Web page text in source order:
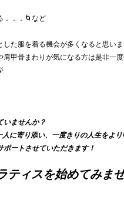
．．．🌀など
した服を着る機会が多くなると思い
甲骨まわりが気になる方は是非一
いませんか？
人に寄り添い、一度きりの人生をよ
ートさせていただきます！
ティスを始めてみま